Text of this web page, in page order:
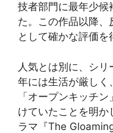
技者部門に最年少候
た。この作品以降、
として確かな評価を
人気とは別に、シ
年には生活が厳しく
「オープンキッチ
けていたことを明
ラマ『The